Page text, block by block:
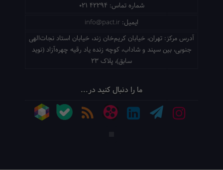
شماره تماس: 021 42294
ایمیل: info@pact.ir
آدرس مرکز: تهران، خیابان کریم‌خان زند، خیابان استاد نجات‌الهی
جنوبی، بین سپند و شاداب، کوچه زنده یاد رقیه چهره‌آزاد (نوید
سابق)، پلاک 23
ما را دنبال کنید در...